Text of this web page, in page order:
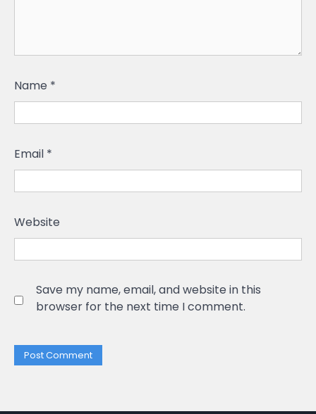
Name *
Email *
Website
Save my name, email, and website in this
browser for the next time I comment.